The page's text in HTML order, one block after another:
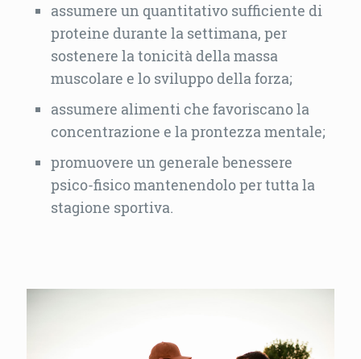
assumere un quantitativo sufficiente di
proteine durante la settimana, per
sostenere la tonicità della massa
muscolare e lo sviluppo della forza;
assumere alimenti che favoriscano la
concentrazione e la prontezza mentale;
promuovere un generale benessere
psico-fisico mantenendolo per tutta la
stagione sportiva.